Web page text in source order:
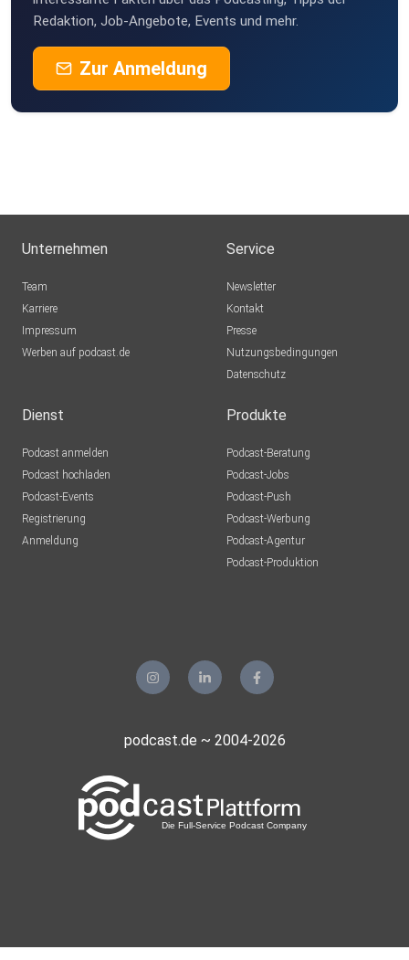
Redaktion, Job-Angebote, Events und mehr.
Zur Anmeldung
Unternehmen
Team
Karriere
Impressum
Werben auf podcast.de
Service
Newsletter
Kontakt
Presse
Nutzungsbedingungen
Datenschutz
Dienst
Podcast anmelden
Podcast hochladen
Podcast-Events
Registrierung
Anmeldung
Produkte
Podcast-Beratung
Podcast-Jobs
Podcast-Push
Podcast-Werbung
Podcast-Agentur
Podcast-Produktion
podcast.de ~ 2004-2026